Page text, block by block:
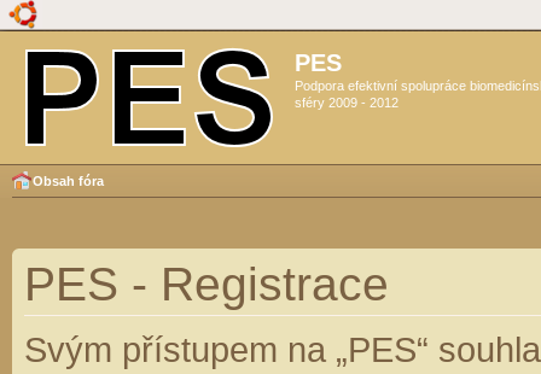
PES
Podpora efektivní spolupráce
sféry 2009 - 2012
Obsah fóra
PES - Registrace
Svým přístupem na „PES“